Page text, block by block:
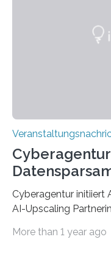
„QUAZAR“ mit
Cyberagentur initiiert
AI-Upscaling
innovative
More than 1 year ago